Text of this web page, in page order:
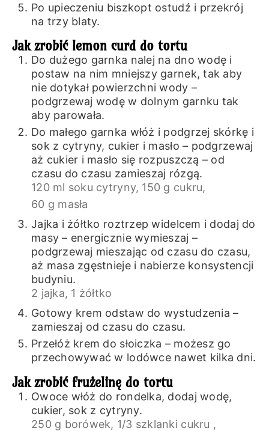
Po upieczeniu biszkopt ostudź i przekrój
na trzy blaty.
Jak zrobić lemon curd do tortu
Do dużego garnka nalej na dno wodę i
postaw na nim mniejszy garnek, tak aby
nie dotykał powierzchni wody –
podgrzewaj wodę w dolnym garnku tak
aby parowała.
Do małego garnka włóż i podgrzej skórkę i
sok z cytryny, cukier i masło – podgrzewaj
aż cukier i masło się rozpuszczą – od
czasu do czasu zamieszaj rózgą.
120 ml soku cytryny, 150 g cukru,
60 g masła
Jajka i żółtko roztrzep widelcem i dodaj do
masy – energicznie wymieszaj –
podgrzewaj mieszając od czasu do czasu,
aż masa zgęstnieje i nabierze konsystencji
budyniu.
2 jajka, 1 żółtko
Gotowy krem odstaw do wystudzenia –
zamieszaj od czasu do czasu.
Przełóż krem do słoiczka – możesz go
przechowywać w lodówce nawet kilka dni.
Jak zrobić frużelinę do tortu
Owoce włóż do rondelka, dodaj wodę,
cukier, sok z cytryny.
250 g borówek, 1/3 szklanki cukru ,